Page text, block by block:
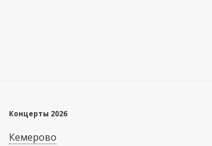
Концерты 2026
Кемерово